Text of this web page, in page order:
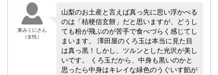
東みくにさん
（女性）
山梨のお土産と言えば真っ先に思い浮かべる
のは「桔梗信玄餅」だと思いますが、どうし
ても粉が飛ぶのが苦手で食べづらく感じてし
まいます。 澤田屋のくろ玉は本当に見た目
は真っ黒！しかし、ツルンとした光沢が美し
いです。 くろ玉だから、中身も黒いのかと
思ったら中身はキレイな緑色のうぐいす餡が